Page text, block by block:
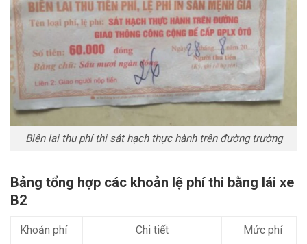
Biên lai thu phí thi sát hạch thực hành trên đường trường
Bảng tổng hợp các khoản lệ phí thi bằng lái xe
B2
Khoản phí Chi tiết Mức phí